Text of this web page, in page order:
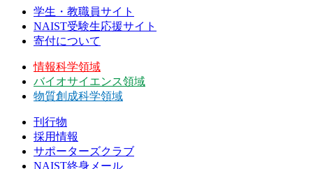
学生・教職員サイト
NAIST受験生応援サイト
寄付について
情報科学領域
バイオサイエンス領域
物質創成科学領域
刊行物
採用情報
サポーターズクラブ
NAIST終身メール